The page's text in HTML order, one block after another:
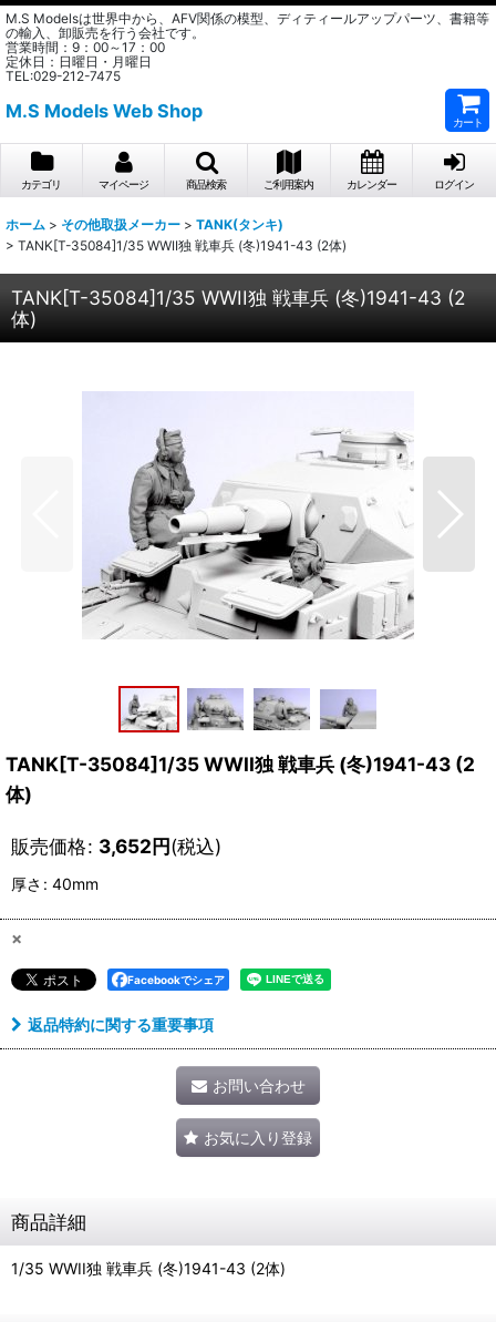
M.S Modelsは世界中から、AFV関係の模型、ディティールアップパーツ、書籍等
の輸入、卸販売を行う会社です。
営業時間：9：00～17：00
定休日：日曜日・月曜日
TEL:029-212-7475
M.S Models Web Shop
カート
カテゴリ マイページ 商品検索 ご利用案内 カレンダー ログイン
ホーム > その他取扱メーカー > TANK(タンキ)
> TANK[T-35084]1/35 WWII独 戦車兵 (冬)1941-43 (2体)
TANK[T-35084]1/35 WWII独 戦車兵 (冬)1941-43 (2
体)
TANK[T-35084]1/35 WWII独 戦車兵 (冬)1941-43 (2
体)
販売価格: 3,652円(税込)
厚さ : 40mm
×
Facebookでシェア
返品特約に関する重要事項
お問い合わせ
お気に入り登録
商品詳細
1/35 WWII独 戦車兵 (冬)1941-43 (2体)